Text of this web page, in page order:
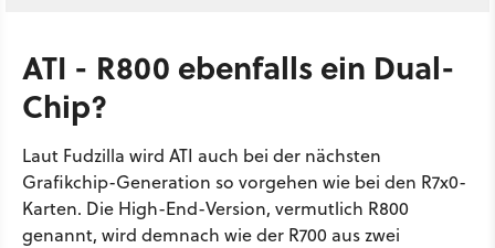
ATI - R800 ebenfalls ein Dual-
Chip?
Laut Fudzilla wird ATI auch bei der nächsten
Grafikchip-Generation so vorgehen wie bei den R7x0-
Karten. Die High-End-Version, vermutlich R800
genannt, wird demnach wie der R700 aus zwei